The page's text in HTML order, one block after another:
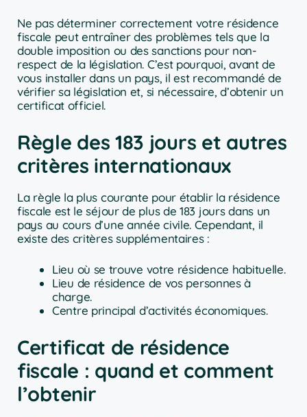
Ne pas déterminer correctement votre résidence
fiscale peut entraîner des problèmes tels que la
double imposition ou des sanctions pour non-
respect de la législation. C’est pourquoi, avant de
vous installer dans un pays, il est recommandé de
vérifier sa législation et, si nécessaire, d’obtenir un
certificat officiel.
Règle des 183 jours et autres
critères internationaux
La règle la plus courante pour établir la résidence
fiscale est le séjour de plus de 183 jours dans un
pays au cours d’une année civile. Cependant, il
existe des critères supplémentaires :
Lieu où se trouve votre résidence habituelle.
Lieu de résidence de vos personnes à
charge.
Centre principal d’activités économiques.
Certificat de résidence
fiscale : quand et comment
l’obtenir